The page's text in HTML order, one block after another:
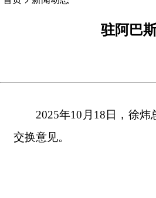
驻阿巴
2025年10月18日，徐
交换意见。